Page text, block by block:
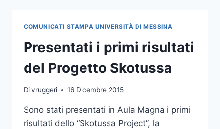
COMUNICATI STAMPA UNIVERSITÀ DI MESSINA
Presentati i primi risultati
del Progetto Skotussa
Divruggeri 16 Dicembre 2015
Sono stati presentati in Aula Magna i primi
risultati dello “Skotussa Project”, la